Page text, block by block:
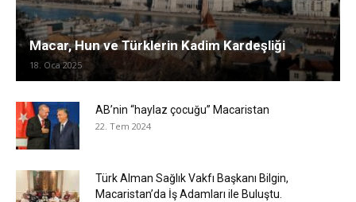
Macar, Hun ve Türklerin Kadim Kardeşliği
18. Oca 2025
AB’nin “haylaz çocuğu” Macaristan
22. Tem 2024
Türk Alman Sağlık Vakfı Başkanı Bilgin,
Macaristan’da İş Adamları ile Buluştu.